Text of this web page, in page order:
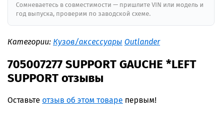
Сомневаетесь в совместимости — пришлите VIN или модель и
год выпуска, проверим по заводской схеме.
Категории: Кузов/аксессуары Outlander
705007277 SUPPORT GAUCHE *LEFT
SUPPORT отзывы
Оставьте отзыв об этом товаре первым!